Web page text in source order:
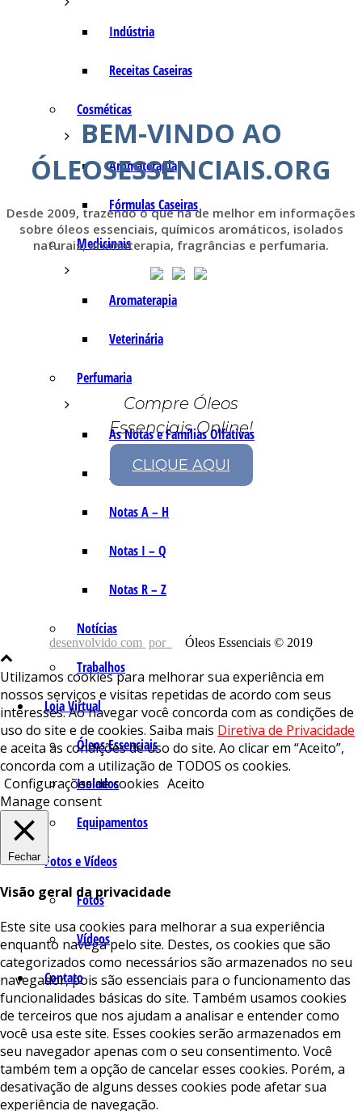
Indústria
Receitas Caseiras
Cosméticas
Aromaterapia
Fórmulas Caseiras
Medicinais
Aromaterapia
Veterinária
Perfumaria
As Notas e Famílias Olfativas
Marketing Olfativo
Notas A – H
Notas I – Q
Notas R – Z
Notícias
Trabalhos
Loja Virtual
Óleos Essenciais
Isolados
Equipamentos
Fotos e Vídeos
Fotos
Vídeos
Contato
BEM-VINDO AO
ÓLEOSESSENCIAIS.ORG
Desde 2009, trazendo o que há de melhor em informações
sobre óleos essenciais, químicos aromáticos, isolados
naturais, aromaterapia, fragrâncias e perfumaria.
Compre Óleos
Essenciais Online!
CLIQUE AQUI
desenvolvido com por Óleos Essenciais © 2019
Utilizamos cookies para melhorar sua experiência em
nossos serviços e visitas repetidas de acordo com seus
interesses. Ao navegar você concorda com as condições de
uso do site e de cookies. Saiba mais Diretiva de Privacidade
e aceita as condições de uso do site. Ao clicar em “Aceito”,
concorda com a utilização de TODOS os cookies.
Configurações de cookies Aceito
Manage consent
Fechar
Visão geral da privacidade
Este site usa cookies para melhorar a sua experiência
enquanto navega pelo site. Destes, os cookies que são
categorizados como necessários são armazenados no seu
navegador, pois são essenciais para o funcionamento das
funcionalidades básicas do site. Também usamos cookies
de terceiros que nos ajudam a analisar e entender como
você usa este site. Esses cookies serão armazenados em
seu navegador apenas com o seu consentimento. Você
também tem a opção de cancelar esses cookies. Porém, a
desativação de alguns desses cookies pode afetar sua
experiência de navegação.